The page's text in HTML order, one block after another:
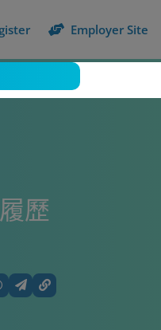
Employer Site
歷